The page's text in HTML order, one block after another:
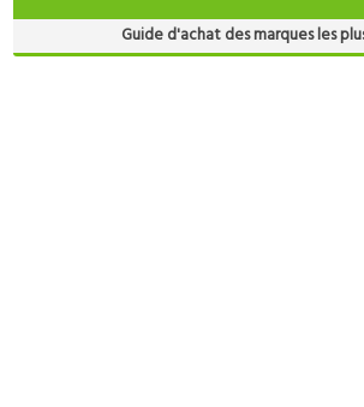
Guide d'achat des marques les